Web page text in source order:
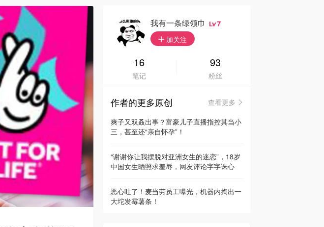
🇦🇺
🇳🇿新西兰
我有一条绿领巾 7
加关注
16
笔记
93
粉丝
作者的更多原创
查看更多
爽子又双叒出事？富豪儿子直播指控其当小
三，甚至还“亲自怀孕”！
“谢谢你让我摆脱对亚洲女生的迷恋”，18岁
中国女生晒照求羞辱，网友评论字字诛心
恶心吐了！麦当劳员工曝光，机器内掏出一
大坨发霉薯条！